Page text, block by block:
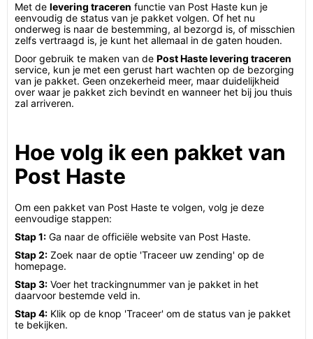
Met de levering traceren functie van Post Haste kun je
eenvoudig de status van je pakket volgen. Of het nu
onderweg is naar de bestemming, al bezorgd is, of misschien
zelfs vertraagd is, je kunt het allemaal in de gaten houden.
Door gebruik te maken van de Post Haste levering traceren
service, kun je met een gerust hart wachten op de bezorging
van je pakket. Geen onzekerheid meer, maar duidelijkheid
over waar je pakket zich bevindt en wanneer het bij jou thuis
zal arriveren.
Hoe volg ik een pakket van
Post Haste
Om een pakket van Post Haste te volgen, volg je deze
eenvoudige stappen:
Stap 1: Ga naar de officiële website van Post Haste.
Stap 2: Zoek naar de optie 'Traceer uw zending' op de
homepage.
Stap 3: Voer het trackingnummer van je pakket in het
daarvoor bestemde veld in.
Stap 4: Klik op de knop 'Traceer' om de status van je pakket
te bekijken.